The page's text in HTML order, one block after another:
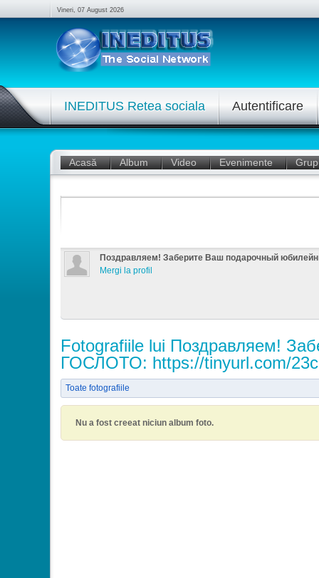
Vineri, 07 August 2026
INEDITUS Retea sociala Autentificare
Acasă Album Video Evenimente
Поздравляем! Заберите Ваш подарочный
Mergi la profil
Fotografiile lui Поздравляем!
ГОСЛОТО: https://tinyurl.com/
Toate fotografiile
Nu a fost creeat niciun album foto.